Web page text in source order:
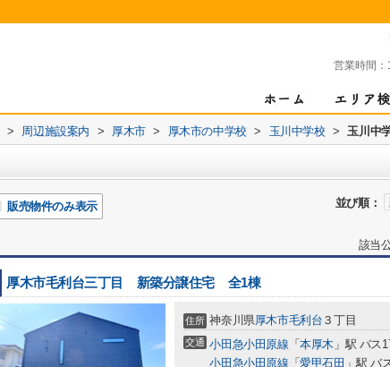
営業時間：
> 周辺施設案内 > 厚木市 > 厚木市の中学校 > 玉川中学校 > 玉川中
並び順：
販売物件のみ表示
該当
厚木市毛利台三丁目 新築分譲住宅 全1棟
住所 神奈川県厚木市毛利台 ３丁目
交通 小田急小田原線 「本厚木 」駅 バス
小田急小田原線 「愛甲石田 」駅 バ